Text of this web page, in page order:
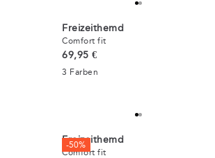
Freizeithemd
Comfort fit
Preis
69,95 €
3 Farben
-50%
Freizeithemd
Comfort fit